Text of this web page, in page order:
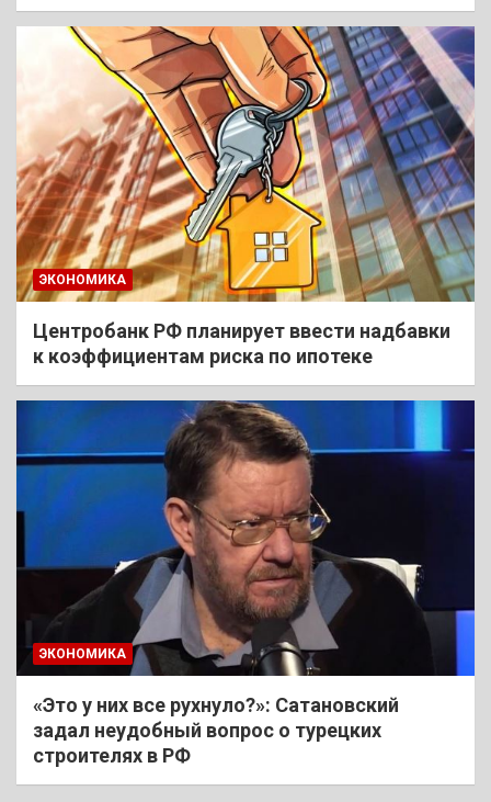
ЭКОНОМИКА
Центробанк РФ планирует ввести надбавки
к коэффициентам риска по ипотеке
ЭКОНОМИКА
«Это у них все рухнуло?»: Сатановский
задал неудобный вопрос о турецких
строителях в РФ